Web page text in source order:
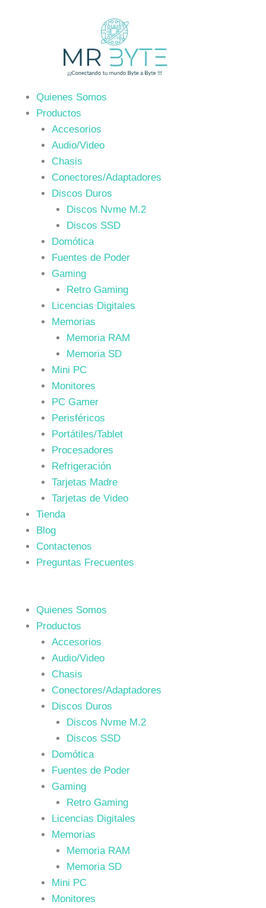
Quienes Somos
Productos
Accesorios
Audio/Video
Chasis
Conectores/Adaptadores
Discos Duros
Discos Nvme M.2
Discos SSD
Domótica
Fuentes de Poder
Gaming
Retro Gaming
Licencias Digitales
Memorias
Memoria RAM
Memoria SD
Mini PC
Monitores
PC Gamer
Perisféricos
Portátiles/Tablet
Procesadores
Refrigeración
Tarjetas Madre
Tarjetas de Video
Tienda
Blog
Contactenos
Preguntas Frecuentes
Quienes Somos
Productos
Accesorios
Audio/Video
Chasis
Conectores/Adaptadores
Discos Duros
Discos Nvme M.2
Discos SSD
Domótica
Fuentes de Poder
Gaming
Retro Gaming
Licencias Digitales
Memorias
Memoria RAM
Memoria SD
Mini PC
Monitores